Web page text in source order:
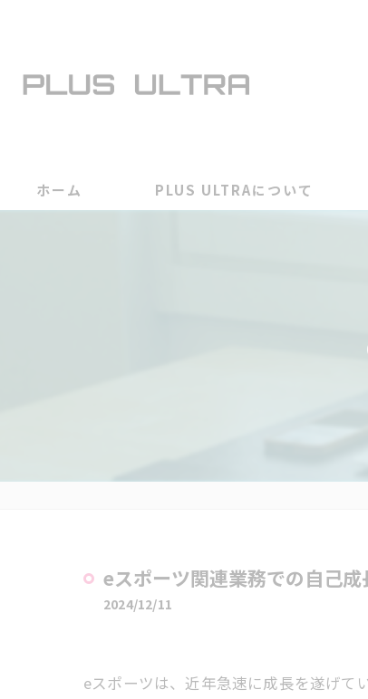
ホーム PLUS ULTRAについて
eスポーツ関連業務での自己成
2024/12/11
eスポーツは、近年急速に成長を遂げて